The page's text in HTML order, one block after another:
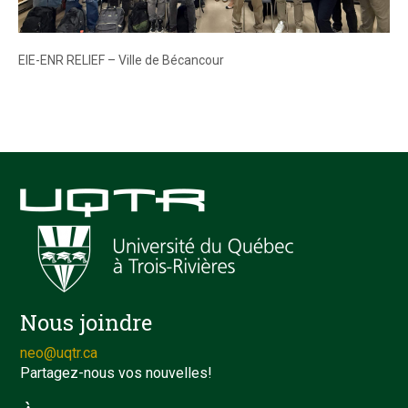
EIE-ENR RELIEF – Ville de Bécancour
Nous joindre
neo@uqtr.ca
Partagez-nous vos nouvelles!